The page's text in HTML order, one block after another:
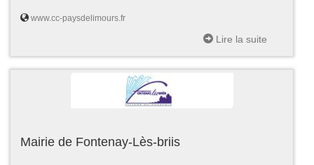
www.cc-paysdelimours.fr
Lire la suite
Mairie de Fontenay-Lès-briis